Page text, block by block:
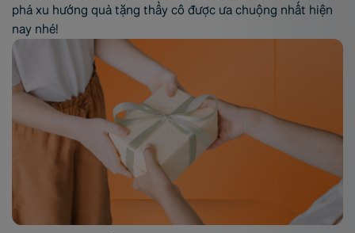
phá xu hướng quà tặng thầy cô được ưa chuộng nhất hiện
nay nhé!